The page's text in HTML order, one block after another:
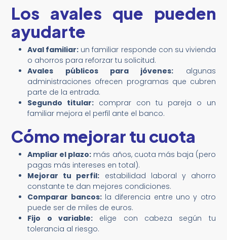
Los avales que pueden
ayudarte
Aval familiar: un familiar responde con su vivienda
o ahorros para reforzar tu solicitud.
Avales públicos para jóvenes: algunas
administraciones ofrecen programas que cubren
parte de la entrada.
Segundo titular: comprar con tu pareja o un
familiar mejora el perfil ante el banco.
Cómo mejorar tu cuota
Ampliar el plazo: más años, cuota más baja (pero
pagas más intereses en total).
Mejorar tu perfil: estabilidad laboral y ahorro
constante te dan mejores condiciones.
Comparar bancos:la diferencia entre uno y otro
puede ser de miles de euros.
Fijo o variable: elige con cabeza según tu
tolerancia al riesgo.